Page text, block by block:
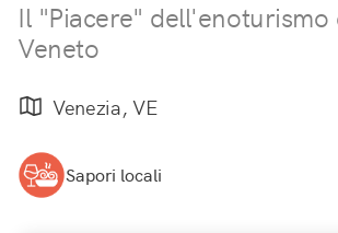
Il "Piacere" dell'enoturismo
Veneto
Venezia, VE
Sapori locali